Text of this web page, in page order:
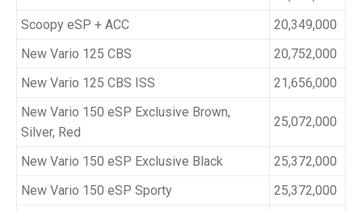
Scoopy eSP + ACC
20,349,000
New Vario 125 CBS
20,752,000
New Vario 125 CBS ISS
21,656,000
New Vario 150 eSP Exclusive Brown,
Silver, Red
25,072,000
New Vario 150 eSP Exclusive Black
25,372,000
New Vario 150 eSP Sporty
25,372,000